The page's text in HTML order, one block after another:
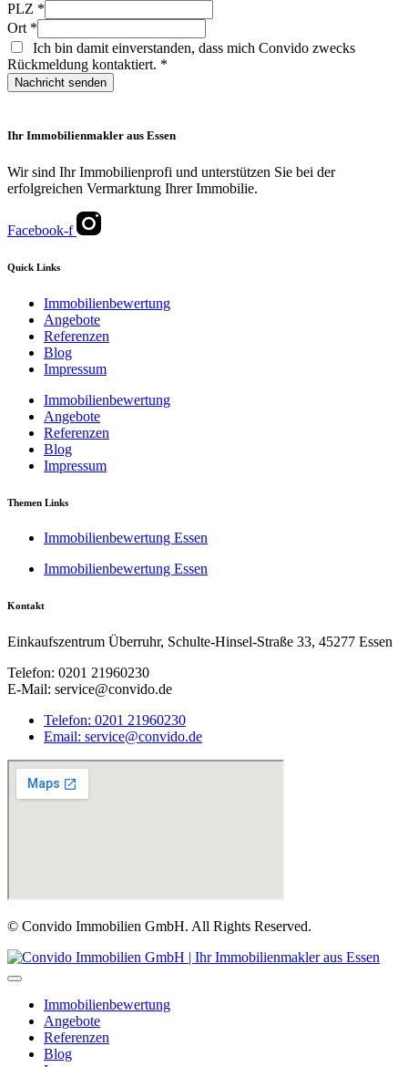
PLZ *
Ort *
Ich bin damit einverstanden, dass mich Convido zwecks
Rückmeldung kontaktiert. *
Nachricht senden
Ihr Immobilienmakler aus Essen
Wir sind Ihr Immobilienprofi und unterstützen Sie bei der
erfolgreichen Vermarktung Ihrer Immobilie.
Facebook-f
Quick Links
Immobilienbewertung
Angebote
Referenzen
Blog
Impressum
Immobilienbewertung
Angebote
Referenzen
Blog
Impressum
Themen Links
Immobilienbewertung Essen
Immobilienbewertung Essen
Kontakt
Einkaufszentrum Überruhr, Schulte-Hinsel-Straße 33, 45277 Essen
Telefon: 0201 21960230
E-Mail: service@convido.de
Telefon: 0201 21960230
Email: service@convido.de
© Convido Immobilien GmbH. All Rights Reserved.
Immobilienbewertung
Angebote
Referenzen
Blog